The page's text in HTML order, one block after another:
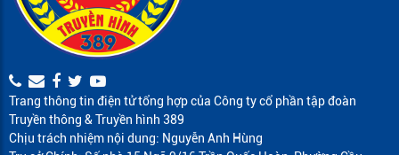
Trang thông tin điện tử tổng hợp của Công ty cổ phần tập đoàn
Truyền thông & Truyền hình 389
Chịu trách nhiệm nội dung: Nguyễn Anh Hùng